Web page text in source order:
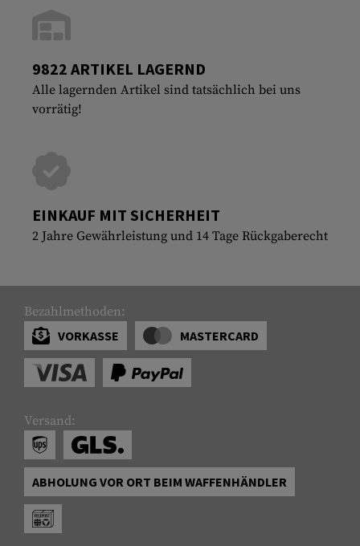
9822 ARTIKEL LAGERND
Alle lagernden Artikel sind tatsächlich bei uns
vorrätig!
EINKAUF MIT SICHERHEIT
2 Jahre Gewährleistung und 14 Tage Rückgaberecht
Bezahlmethoden:
VORKASSE
MASTERCARD
Versand:
ABHOLUNG VOR ORT BEIM WAFFENHÄNDLER